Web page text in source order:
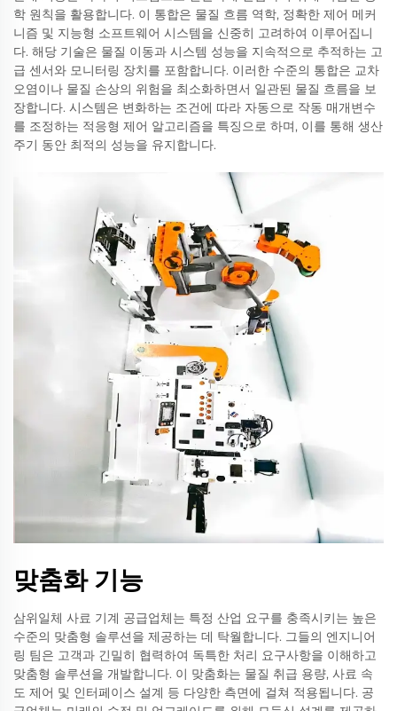
학 원칙을 활용합니다. 이 통합은 물질 흐름 역학, 정확한 제어 메커
니즘 및 지능형 소프트웨어 시스템을 신중히 고려하여 이루어집니
다. 해당 기술은 물질 이동과 시스템 성능을 지속적으로 추적하는 고
급 센서와 모니터링 장치를 포함합니다. 이러한 수준의 통합은 교차
오염이나 물질 손상의 위험을 최소화하면서 일관된 물질 흐름을 보
장합니다. 시스템은 변화하는 조건에 따라 자동으로 작동 매개변수
를 조정하는 적응형 제어 알고리즘을 특징으로 하며, 이를 통해 생산
주기 동안 최적의 성능을 유지합니다.
맞춤화 기능
삼위일체 사료 기계 공급업체는 특정 산업 요구를 충족시키는 높은
수준의 맞춤형 솔루션을 제공하는 데 탁월합니다. 그들의 엔지니어
링 팀은 고객과 긴밀히 협력하여 독특한 처리 요구사항을 이해하고
맞춤형 솔루션을 개발합니다. 이 맞춤화는 물질 취급 용량, 사료 속
도 제어 및 인터페이스 설계 등 다양한 측면에 걸쳐 적용됩니다. 공